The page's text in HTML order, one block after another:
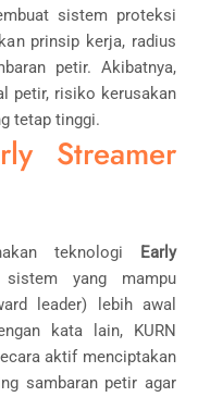
sistem proteksi
prinsip kerja, radius
petir. Akibatnya,
petir, risiko kerusakan
tetap tinggi.
Streamer
teknologi Early
yang mampu
leader) lebih awal
kata lain, KURN
aktif menciptakan
sambaran petir agar